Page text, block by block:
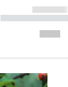
------------
-----------